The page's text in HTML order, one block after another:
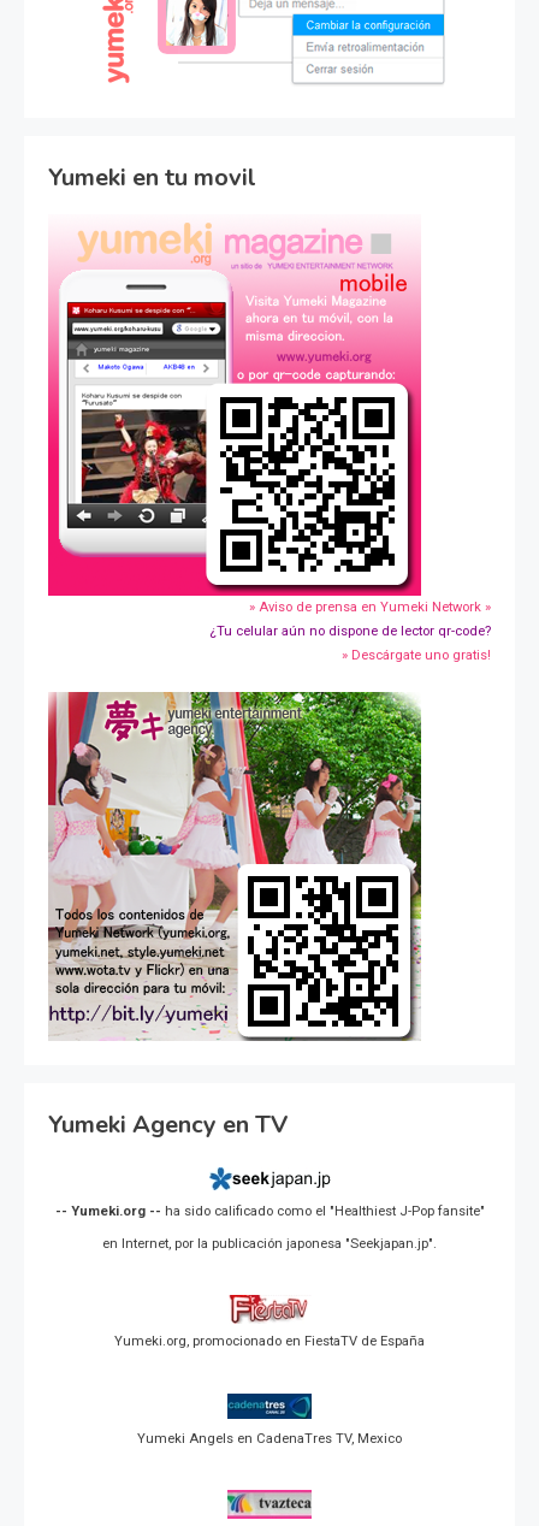
Yumeki en tu movil
» Aviso de prensa en Yumeki Network »
¿Tu celular aún no dispone de lector qr-code?
» Descárgate uno gratis!
Yumeki Agency en TV
-- Yumeki.org -- ha sido calificado como el "Healthiest J-Pop fansite"
en Internet, por la publicación japonesa "Seekjapan.jp".
Yumeki.org, promocionado en FiestaTV de España
Yumeki Angels en CadenaTres TV, Mexico